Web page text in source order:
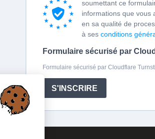
soumettant ce
informations que vous
en sa qualité de
à ses conditions
Formulaire sécurisé par
Formulaire sécurisé par Cloudflare
S'INSCRIRE